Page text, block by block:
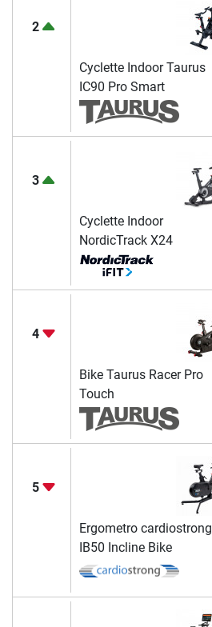
2
Cyclette Indoor Taurus
IC90 Pro Smart
3
Cyclette Indoor
NordicTrack X24
4
Bike Taurus Racer Pro
Touch
5
Ergometro cardiostrong
IB50 Incline Bike